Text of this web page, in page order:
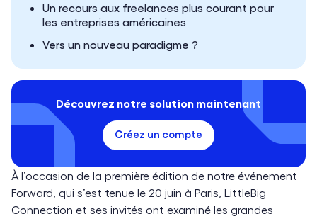
Un recours aux freelances plus courant pour
les entreprises américaines
Vers un nouveau paradigme ?
Découvrez notre solution maintenant
Créez un compte
À l’occasion de la première édition de notre événement
Forward, qui s’est tenue le 20 juin à Paris, LittleBig
Connection et ses invités ont examiné les grandes